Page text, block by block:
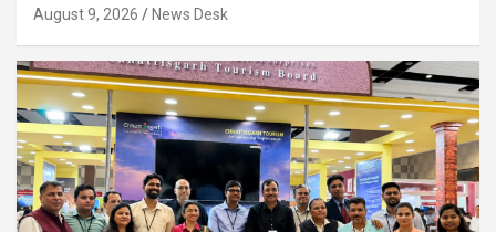
August 9, 2026 News Desk